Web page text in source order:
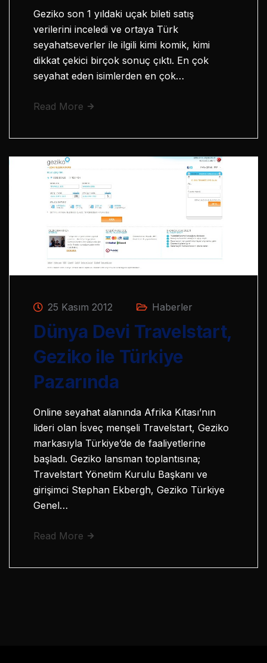
Geziko son 1 yıldaki uçak bileti satış
verilerini inceledi ve ortaya Türk
seyahatseverler ile ilgili kimi komik, kimi
dikkat çekici birçok sonuç çıktı. En çok
seyahat eden isimlerden en çok…
Read More
25 Kasım 2012 Haberler
Dünya Devi Travelstart,
Geziko ile Türkiye
Pazarında
Online seyahat alanında Afrika Kıtası’nın
lideri olan İsveç menşeli Travelstart, Geziko
markasıyla Türkiye’de de faaliyetlerine
başladı. Geziko lansman toplantısına;
Travelstart Yönetim Kurulu Başkanı ve
girişimci Stephan Ekbergh, Geziko Türkiye
Genel…
Read More